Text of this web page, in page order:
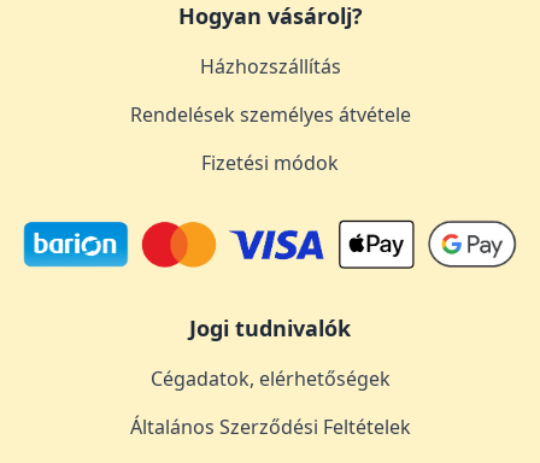
Hogyan vásárolj?
Házhozszállítás
Rendelések személyes átvétele
Fizetési módok
Jogi tudnivalók
Cégadatok, elérhetőségek
Általános Szerződési Feltételek